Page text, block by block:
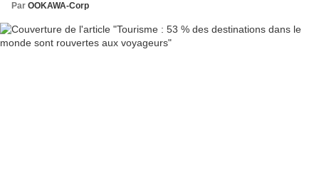
Par OOKAWA-Corp